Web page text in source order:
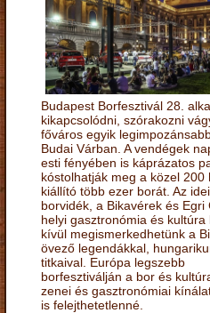
Budapest Borfesztivál 28.
kikapcsolódni, szórakozni
főváros egyik
Budai Várban. A vendégek
esti fényében is káprázatos
kóstolhatják meg a közel 200
kiállító több ezer borát. Az
borvidék, a Bikavérek és Egri
helyi gasztronómia és kultúra
kívül megismerkedhetünk a
övező legendákkal,
titkaival. Európa legszebb
borfesztiválján a bor és
zenei és gasztronómiai
is felejthetetlenné.